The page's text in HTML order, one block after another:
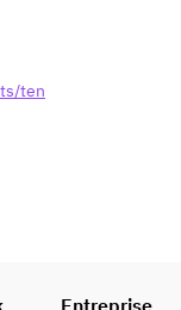
ten
Entreprise